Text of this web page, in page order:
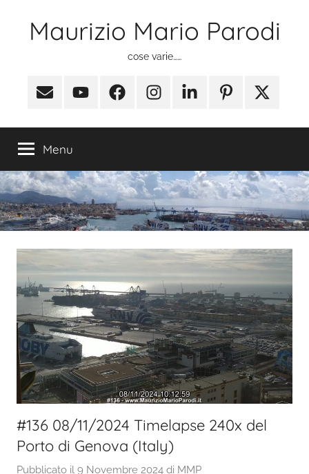
Maurizio Mario Parodi
cose varie……
Email YoutubeFacebookInstagramLinkedinPinterest
X
Twitter)
Menu
#136 08/11/2024 Timelapse 240x del
Porto di Genova (Italy)
Pubblicato il 9 Novembre 2024 di MMP